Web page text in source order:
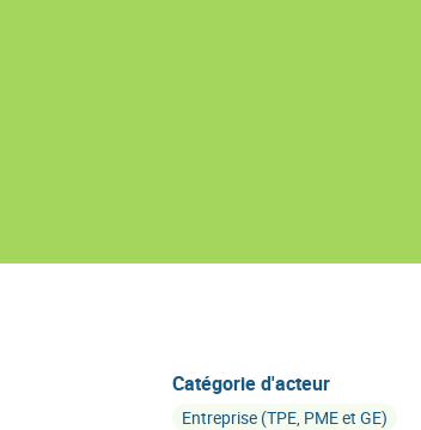
Catégorie d'acteur
Entreprise (TPE, PME et GE)